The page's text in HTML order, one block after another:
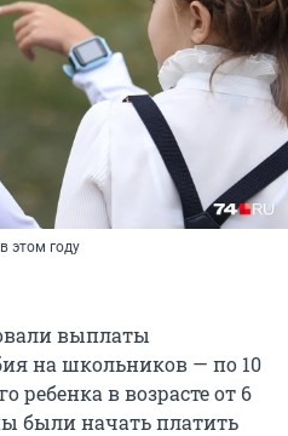
этом году
выплаты
на школьников — по 10
ребенка в возрасте от 6
были начать платить